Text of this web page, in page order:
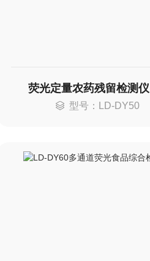
荧光定量农药残留检测仪
型号：LD-DY50